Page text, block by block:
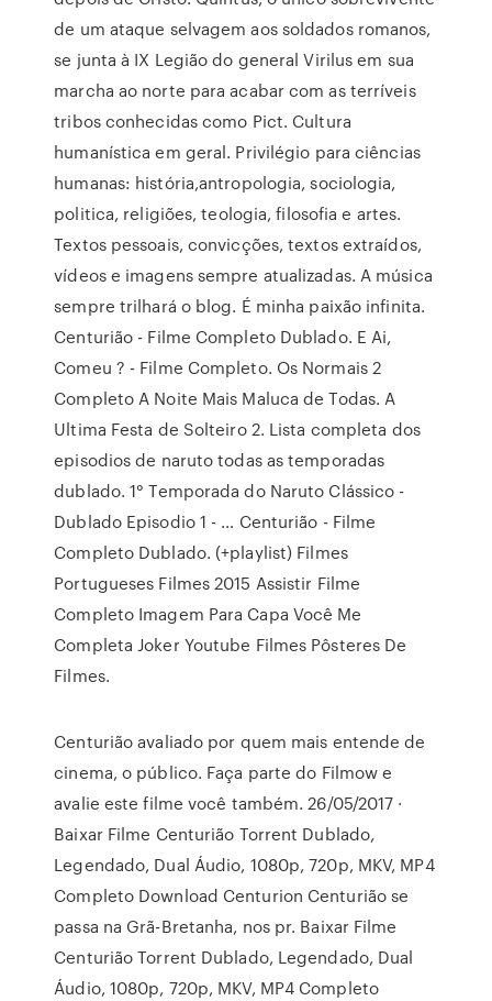
de um ataque selvagem aos soldados romanos,
se junta à IX Legião do general Virilus em sua
marcha ao norte para acabar com as terríveis
tribos conhecidas como Pict. Cultura
humanística em geral. Privilégio para ciências
humanas: história,antropologia, sociologia,
politica, religiões, teologia, filosofia e artes.
Textos pessoais, convicções, textos extraídos,
vídeos e imagens sempre atualizadas. A música
sempre trilhará o blog. É minha paixão infinita.
Centurião - Filme Completo Dublado. E Ai,
Comeu ? - Filme Completo. Os Normais 2
Completo A Noite Mais Maluca de Todas. A
Ultima Festa de Solteiro 2. Lista completa dos
episodios de naruto todas as temporadas
dublado. 1° Temporada do Naruto Clássico -
Dublado Episodio 1 - … Centurião - Filme
Completo Dublado. (+playlist) Filmes
Portugueses Filmes 2015 Assistir Filme
Completo Imagem Para Capa Você Me
Completa Joker Youtube Filmes Pôsteres De
Filmes.
Centurião avaliado por quem mais entende de
cinema, o público. Faça parte do Filmow e
avalie este filme você também. 26/05/2017 ·
Baixar Filme Centurião Torrent Dublado,
Legendado, Dual Áudio, 1080p, 720p, MKV, MP4
Completo Download Centurion Centurião se
passa na Grã-Bretanha, nos pr. Baixar Filme
Centurião Torrent Dublado, Legendado, Dual
Áudio, 1080p, 720p, MKV, MP4 Completo